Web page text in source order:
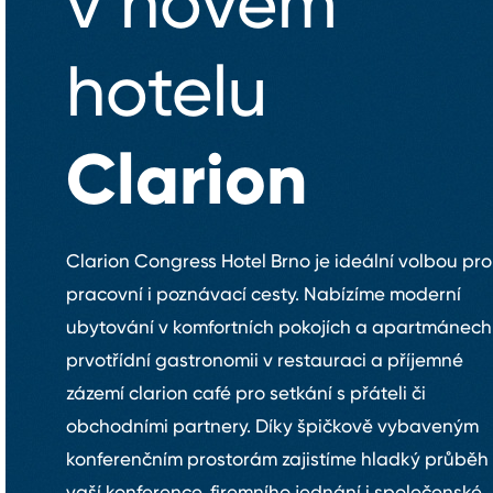
hotelu
Clarion
Clarion Congress Hotel Brno je ideální volbou pro
pracovní i poznávací cesty. Nabízíme moderní
ubytování v komfortních pokojích a
prvotřídní gastronomii v restauraci a příjemné
zázemí clarion café pro setkání s přáteli či
obchodními partnery. Díky špičkově vybaveným
konferenčním prostorám zajistíme hladký průběh